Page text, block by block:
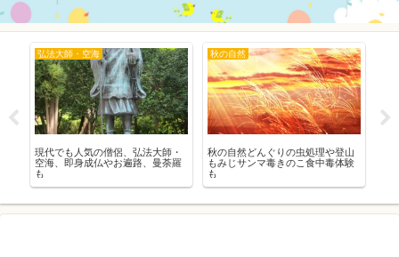
弘法大師・空海
現代でも人気の僧侶、弘法大師・
空海、即身成仏やお遍路、曼荼羅
も
秋の自然
秋の自然どんぐりの虫処理や登山
もみじサンマ毒きのこ食中毒体験
も